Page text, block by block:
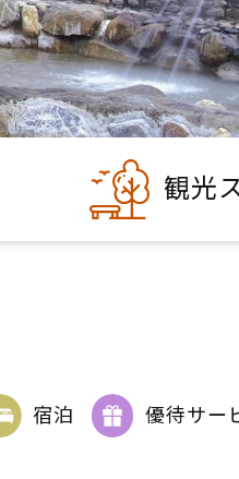
観光
宿泊 優待サー